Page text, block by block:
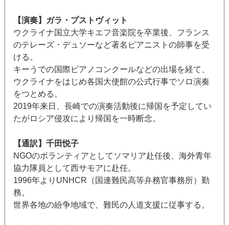
【演奏】ガラ・プストヴィット
ウクライナ国立大学キエフ音楽院を卒業後、フランス
のテレーズ・デュソーなど著名ピアニストの師事を受
ける。
キーうでの国際ピアノコンクールなどの出場を経て、
ウクライナをはじめ各国大使館の公式行事でソロ演奏
をつとめる。
2019年来日、長崎での演奏活動後に帰国を予定してい
たがロシア侵攻により帰国を一時断念。
【通訳】千田悦子
NGOのボランティアとしてソマリア赴任後、海外青年
協力隊員として西サモアに赴任。
1996年よりUNHCR（国連難民高等弁務官事務所）勤
務。
世界各地の紛争地域で、難民の人道支援に従事する。